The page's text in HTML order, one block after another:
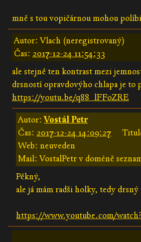
mně s tou vopičárnou mohou
Autor: Vlach (neregistrovaný)
Čas: 2017-12-24 11:54:33
ale stejně ten kontrast mezi
drsností opravdovýho chlapa je to
https://youtu.be/q88_lFFoZRE
Autor:Vostál Petr
Čas: 2017-12-24 14:09:27
Web: neuveden
Mail: VostalPetr v doméně
Pěkný,
ale já mám radši holky, tedy
https://www.youtube.com/